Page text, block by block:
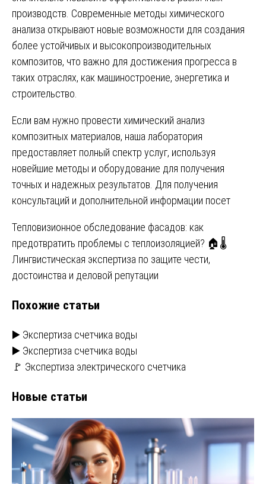
производств. Современные методы химического
анализа открывают новые возможности для создания
более устойчивых и высокопроизводительных
композитов, что важно для достижения прогресса в
таких отраслях, как машиностроение, энергетика и
строительство.
Если вам нужно провести химический анализ
композитных материалов, наша лаборатория
предоставляет полный спектр услуг, используя
новейшие методы и оборудование для получения
точных и надежных результатов. Для получения
консультаций и дополнительной информации посет
Навигация
по
записям
Тепловизионное обследование фасадов: как
предотвратить проблемы с теплоизоляцией? 🏠🌡️
Лингвистическая экспертиза по защите чести,
достоинства и деловой репутации
Похожие статьи
▶️ Экспертиза счетчика воды
▶️ Экспертиза счетчика воды
🚩 Экспертиза электрического счетчика
Новые статьи